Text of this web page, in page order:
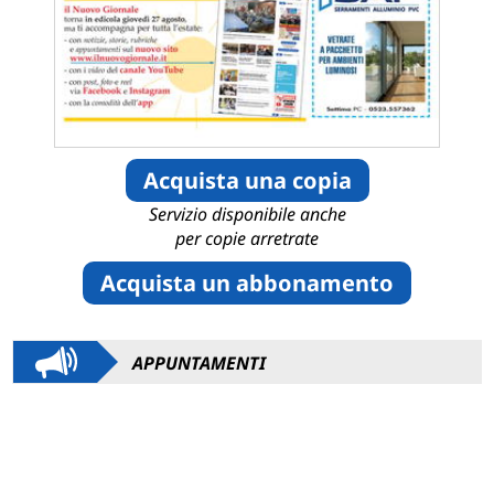
Acquista una copia
Servizio disponibile anche
per copie arretrate
Acquista un abbonamento
APPUNTAMENTI